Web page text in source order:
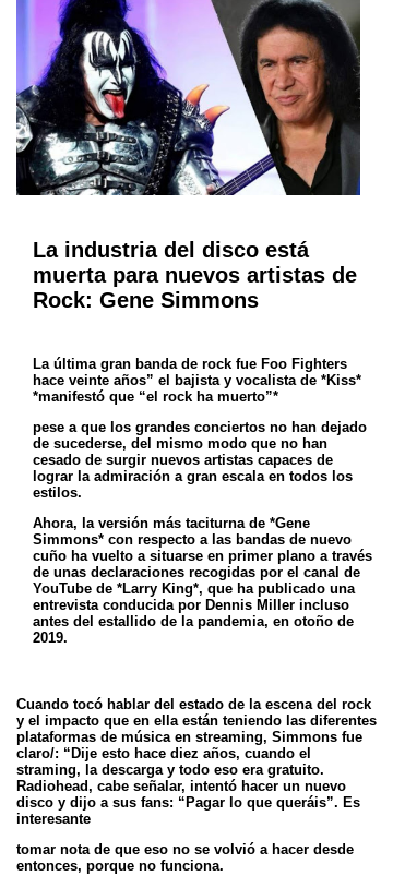
La industria del disco está
muerta para nuevos artistas de
Rock: Gene Simmons
La última gran banda de rock fue Foo Fighters
hace veinte años” el bajista y vocalista de *Kiss*
*manifestó que “el rock ha muerto”*
pese a que los grandes conciertos no han dejado
de sucederse, del mismo modo que no han
cesado de surgir nuevos artistas capaces de
lograr la admiración a gran escala en todos los
estilos.
Ahora, la versión más taciturna de *Gene
Simmons* con respecto a las bandas de nuevo
cuño ha vuelto a situarse en primer plano a través
de unas declaraciones recogidas por el canal de
YouTube de *Larry King*, que ha publicado una
entrevista conducida por Dennis Miller incluso
antes del estallido de la pandemia, en otoño de
2019.
Cuando tocó hablar del estado de la escena del rock
y el impacto que en ella están teniendo las diferentes
plataformas de música en streaming, Simmons fue
claro/: “Dije esto hace diez años, cuando el
straming, la descarga y todo eso era gratuito.
Radiohead, cabe señalar, intentó hacer un nuevo
disco y dijo a sus fans: “Pagar lo que queráis”. Es
interesante
tomar nota de que eso no se volvió a hacer desde
entonces, porque no funciona.